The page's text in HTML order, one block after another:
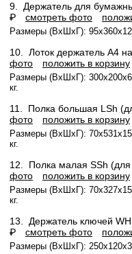
9. Держатель для
₽
смотреть фото
Размеры (ВхШхГ):
10. Лоток держатель А4
фото
положить в корзину
Размеры (ВхШхГ):
кг.
11. Полка большая LSh
фото
положить в корзину
Размеры (ВхШхГ):
кг.
12. Полка малая SSh
фото
положить в корзину
Размеры (ВхШхГ):
кг.
13. Держатель ключей
₽
смотреть фото
Размеры (ВхШхГ):